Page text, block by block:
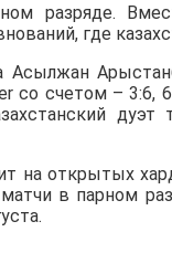
разряде.
где
со счетом – 3:6,
на открытых
в парном